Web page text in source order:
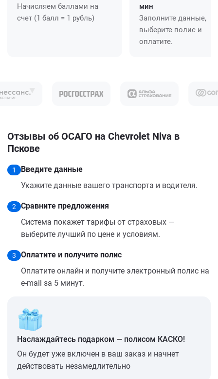
Начисляем баллами на
счет (1 балл = 1 рубль)
мин
Заполните данные,
выберите полис и
оплатите.
Отзывы об ОСАГО на Chevrolet Niva в
Пскове
1
Введите данные
Укажите данные вашего транспорта и водителя.
2
Сравните предложения
Система покажет тарифы от страховых —
выберите лучший по цене и условиям.
3
Оплатите и получите полис
Оплатите онлайн и получите электронный полис на
e-mail за 5 минут.
Наслаждайтесь подарком — полисом КАСКО!
Он будет уже включен в ваш заказ и начнет
действовать незамедлительно